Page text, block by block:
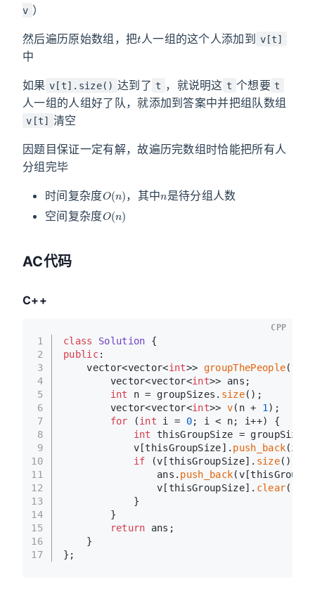
v ）
然后遍历原始数组，把 人一组的这个人添加到 v[t]
中
如果 v[t].size() 达到了 t ，就说明这 t 个想要 t
人一组的人组好了队，就添加到答案中并把组队数组
v[t] 清空
因题目保证一定有解，故遍历完数组时恰能把所有人
分组完毕
时间复杂度 ，其中 是待分组人数
空间复杂度
O (n)
AC代码
C++
1
2
3
4
5
6
7
8
9
10
11
12
13
14
15
16
17
class Solution {
public:
    vector<vector<
int>> groupThePeople
        vector<vector<
int>> ans;
int n = groupSizes. size();
        vector<vector<
int>> v(n + 1 );
for (int i = 0; i < n; i++) {
int
thisGroupSize =
            v[thisGroupSize].
push_back(i);
if (v[thisGroupSize]. size() ==
                ans.
push_back
                v[thisGroupSize].
clear();
            }
        }
return ans;
    }
};
CPP